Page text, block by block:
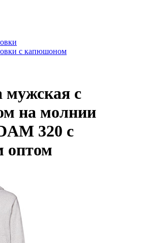
с капюшоном
мужская с
на молнии
320 с
оптом